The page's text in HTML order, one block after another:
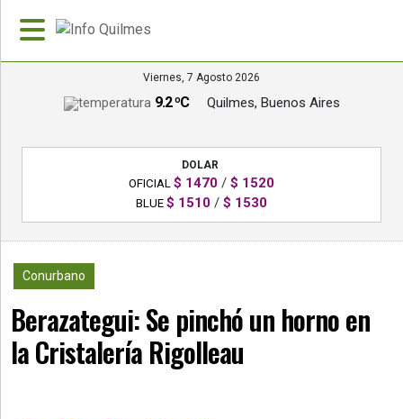
»
Policiales
»
Viernes, 7 Agosto 2026
9.2 ºC Quilmes, Buenos Aires
DOLAR
OFICIAL $ 1470 / $ 1520
BLUE $ 1510 / $ 1530
Conurbano
Berazategui: Se pinchó un horno en
la Cristalería Rigolleau